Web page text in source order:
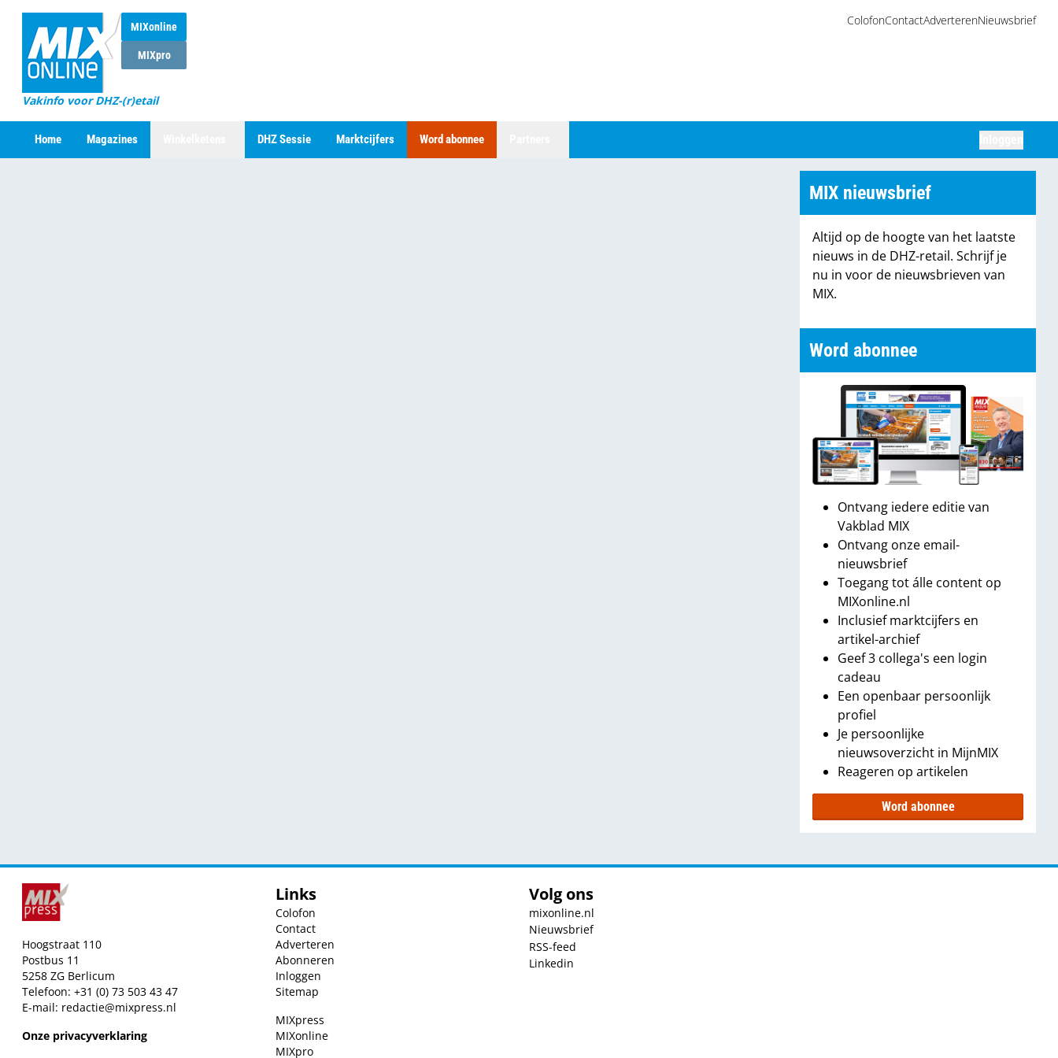
MIXonline
MIXpro
Vakinfo voor DHZ-(r)etail
ColofonContactAdverterenNieuwsbrief
Home Magazines DHZ Sessie Marktcijfers Word abonnee
MIX nieuwsbrief
Altijd op de hoogte van het laatste
nieuws in de DHZ-retail. Schrijf je
nu in voor de nieuwsbrieven van
MIX.
Word abonnee
Ontvang iedere editie van
Vakblad MIX
Ontvang onze email-
nieuwsbrief
Toegang tot álle content op
MIXonline.nl
Inclusief marktcijfers en
artikel-archief
Geef 3 collega's een login
cadeau
Een openbaar persoonlijk
profiel
Je persoonlijke
nieuwsoverzicht in MijnMIX
Reageren op artikelen
Word abonnee
Hoogstraat 110
Postbus 11
5258 ZG Berlicum
Telefoon: +31 (0) 73 503 43 47
E-mail: redactie@mixpress.nl
Onze privacyverklaring
Links
Colofon
Contact
Adverteren
Abonneren
Inloggen
Sitemap
MIXpress
MIXonline
MIXpro
Volg ons
mixonline.nl
Nieuwsbrief
RSS-feed
Linkedin